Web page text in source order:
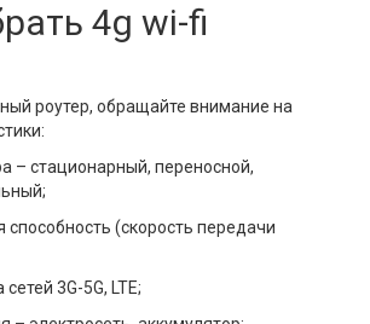
4g wi-fi
роутер, обращайте внимание на
– стационарный, переносной,
способность (скорость передачи
3G-5G, LTE;